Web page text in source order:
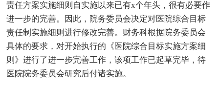
责任方案实施细则自实施以来已有x个年头，很有必要作
进一步的完善。因此，院务委员会决定对医院综合目标
责任制实施细则进行修改完善。财务科根据院务委员会
具体的要求，对开始执行的《医院综合目标实施方案细
则》进行了进一步完善工作，该项工作已起草完毕，待
医院院务委员会研究后付诸实施。